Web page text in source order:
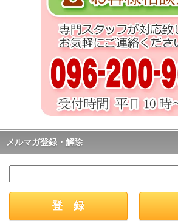
メルマガ登録・解除